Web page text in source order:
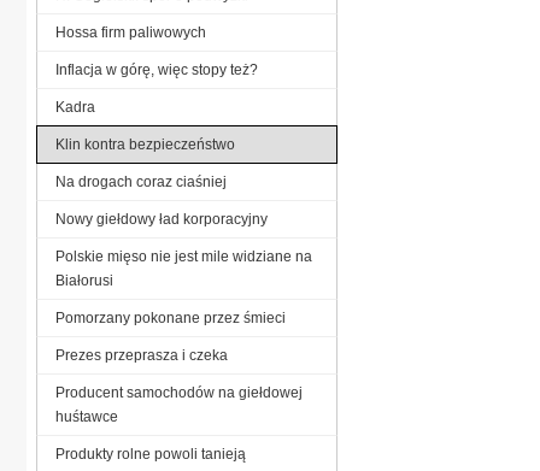
Hossa firm paliwowych
Inflacja w górę, więc stopy też?
Kadra
Klin kontra bezpieczeństwo
Na drogach coraz ciaśniej
Nowy giełdowy ład korporacyjny
Polskie mięso nie jest mile widziane na
Białorusi
Pomorzany pokonane przez śmieci
Prezes przeprasza i czeka
Producent samochodów na giełdowej
huśtawce
Produkty rolne powoli tanieją